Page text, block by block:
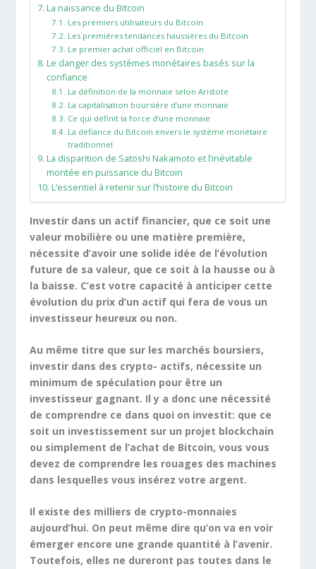
La naissance du Bitcoin
Les premiers utilisateurs du Bitcoin
Les premières tendances haussières du Bitcoin
Le premier achat officiel en Bitcoin
Le danger des systèmes monétaires basés sur la
confiance
La définition de la monnaie selon Aristote
La capitalisation boursière d’une monnaie
Ce qui définit la force d’une monnaie
La défiance du Bitcoin envers le système monétaire
traditionnel
La disparition de Satoshi Nakamoto et l’inévitable
montée en puissance du Bitcoin
L’essentiel à retenir sur l’histoire du Bitcoin
Investir dans un actif financier, que ce soit une
valeur mobilière ou une matière première,
nécessite d’avoir une solide idée de l’évolution
future de sa valeur, que ce soit à la hausse ou à
la baisse. C’est votre capacité à anticiper cette
évolution du prix d’un actif qui fera de vous un
investisseur heureux ou non.
Au même titre que sur les marchés boursiers,
investir dans des crypto- actifs, nécessite un
minimum de spéculation pour être un
investisseur gagnant. Il y a donc une nécessité
de comprendre ce dans quoi on investit: que ce
soit un investissement sur un projet blockchain
ou simplement de l’achat de Bitcoin, vous vous
devez de comprendre les rouages des machines
dans lesquelles vous insérez votre argent.
Il existe des milliers de crypto-monnaies
aujourd’hui. On peut même dire qu’on va en voir
émerger encore une grande quantité à l’avenir.
Toutefois, elles ne dureront pas toutes dans le